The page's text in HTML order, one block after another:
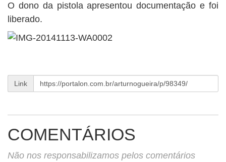
O dono da pistola apresentou documentação e foi
liberado.
Link
COMENTÁRIOS
Não nos responsabilizamos pelos comentários